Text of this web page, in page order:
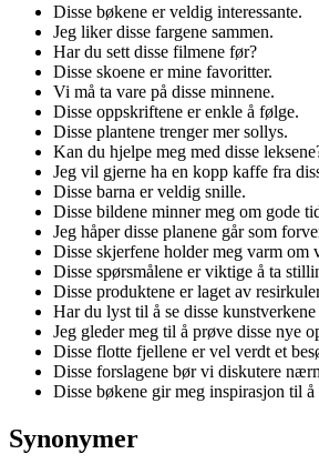
Disse bøkene er veldig interessante.
Jeg liker disse fargene sammen.
Har du sett disse filmene før?
Disse skoene er mine favoritter.
Vi må ta vare på disse minnene.
Disse oppskriftene er enkle å følge.
Disse plantene trenger mer sollys.
Kan du hjelpe meg med disse
Jeg vil gjerne ha en kopp kaffe fra
Disse barna er veldig snille.
Disse bildene minner meg om gode
Jeg håper disse planene går som
Disse skjerfene holder meg varm om
Disse spørsmålene er viktige å ta
Disse produktene er laget av
Har du lyst til å se disse kunstverkene
Jeg gleder meg til å prøve disse nye
Disse flotte fjellene er vel verdt et
Disse forslagene bør vi diskutere
Disse bøkene gir meg inspirasjon til å
Synonymer